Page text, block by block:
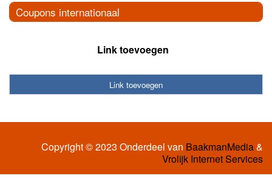
Coupons internationaal
Link toevoegen
Link toevoegen
Copyright © 2023 Onderdeel van BaakmanMedia&
Vrolijk Internet Services